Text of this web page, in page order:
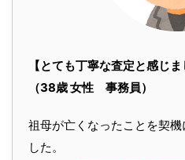
【とても丁寧な査定と感じま
（38歳 女性 事務員）
祖母が亡くなったことを契
した。